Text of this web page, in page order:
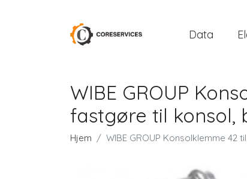
Data
WIBE GROUP
fastgøre til konsol,
Hjem WIBE GROUP Konsolklemme